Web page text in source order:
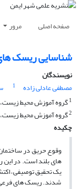
صفحه اصلی مرور
شناسایی ریسک
نویسندگان
مصطفی عادلی زاده
1
1گروه آموزش محیط زیست،
2گروه آموزش محیط زیست،
چکیده
وقوع حریق در
های بلند است. در
یک تحقیق توصیفی –
شدند. ریسک های فرعی